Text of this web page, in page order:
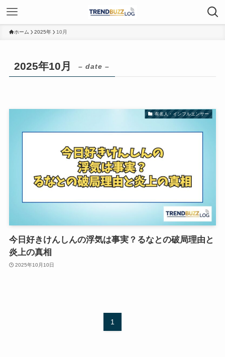
ホーム 2025年 10月
2025年10月 – date –
有名人・インフルエンサー
今日好きけんしんの浮気は事実？るなとの破局理由と
炎上の真相
2025年10月10日
1